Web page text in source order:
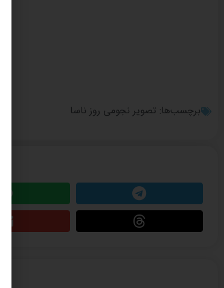
برچسب‌ها: تصویر نجومی روز ناسا